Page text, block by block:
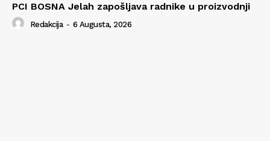
PCI BOSNA Jelah zapošljava radnike u proizvodnji
Redakcija - 6 Augusta, 2026